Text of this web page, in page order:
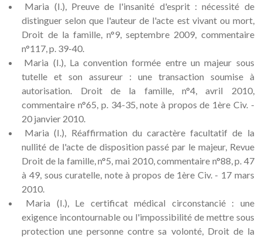
Maria (I.), Preuve de l'insanité d'esprit : nécessité de
distinguer selon que l'auteur de l'acte est vivant ou mort,
Droit de la famille, n°9, septembre 2009, commentaire
n°117, p. 39-40.
Maria (I.), La convention formée entre un majeur sous
tutelle et son assureur : une transaction soumise à
autorisation. Droit de la famille, n°4, avril 2010,
commentaire n°65, p. 34-35, note à propos de 1ère Civ. -
20 janvier 2010.
Maria (I.), Réaffirmation du caractère facultatif de la
nullité de l'acte de disposition passé par le majeur, Revue
Droit de la famille, n°5, mai 2010, commentaire n°88, p. 47
à 49, sous curatelle, note à propos de 1ère Civ. - 17 mars
2010.
Maria (I.), Le certificat médical circonstancié : une
exigence incontournable ou l'impossibilité de mettre sous
protection une personne contre sa volonté, Droit de la